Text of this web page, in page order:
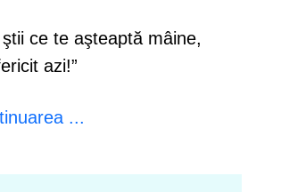
ştii ce te aşteaptă mâine,
azi!”
...